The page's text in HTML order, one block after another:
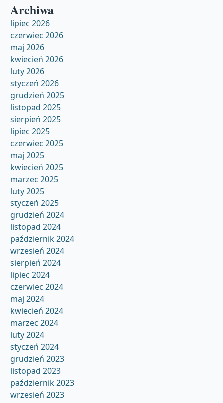
Archiwa
lipiec 2026
czerwiec 2026
maj 2026
kwiecień 2026
luty 2026
styczeń 2026
grudzień 2025
listopad 2025
sierpień 2025
lipiec 2025
czerwiec 2025
maj 2025
kwiecień 2025
marzec 2025
luty 2025
styczeń 2025
grudzień 2024
listopad 2024
październik 2024
wrzesień 2024
sierpień 2024
lipiec 2024
czerwiec 2024
maj 2024
kwiecień 2024
marzec 2024
luty 2024
styczeń 2024
grudzień 2023
listopad 2023
październik 2023
wrzesień 2023